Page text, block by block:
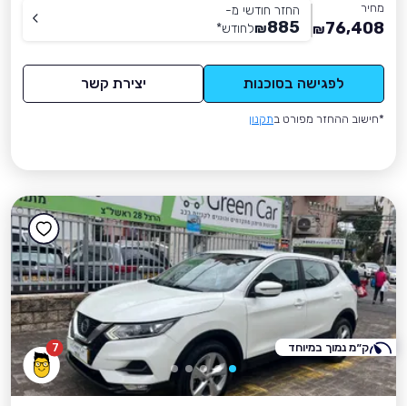
מחיר
76,408
₪
החזר חודשי מ-
885
₪לחודש*
לפגישה בסוכנות יצירת קשר
*חישוב ההחזר מפורט בתקנון
7 ק״מ נמוך במיוחד